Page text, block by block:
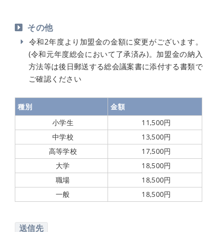
その他
令和2年度より加盟金の金額に変更がございます。
(令和元年度総会において了承済み)。加盟金の納入
方法等は後日郵送する総会議案書に添付する書類で
ご確認ください
種別
金額
小学生
11,500円
中学校
13,500円
高等学校
17,500円
大学
18,500円
職場
18,500円
一般
18,500円
送信先